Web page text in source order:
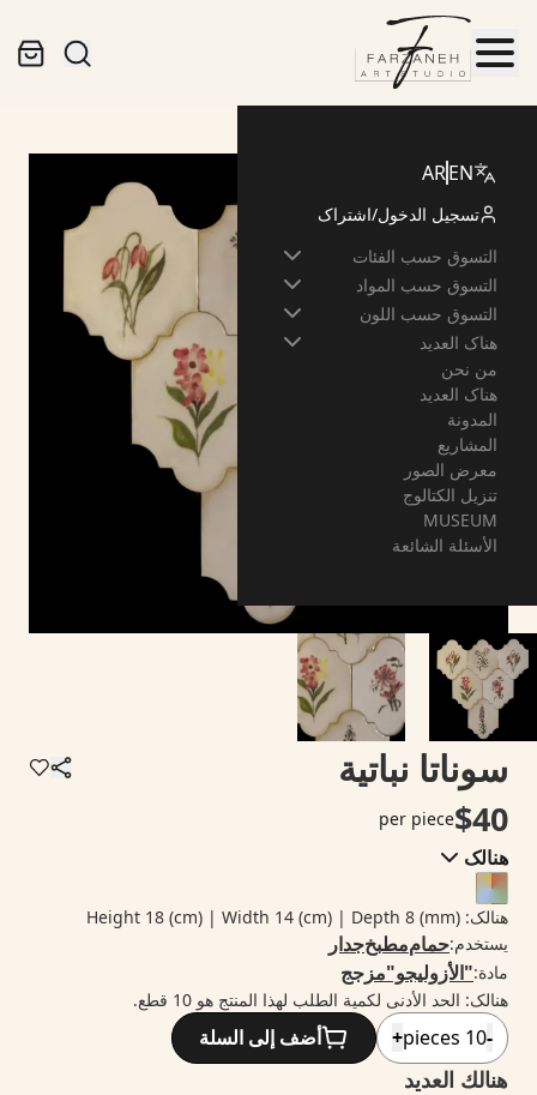
EN
AR
تسجيل الدخول/اشتراک
التسوق حسب الفئات
التسوق حسب المواد
التسوق حسب اللون
هناک العدید
من نحن
هناک العدید
المدونة
المشاريع
معرض الصور
تنزيل الكتالوج
MUSEUM
الأسئلة الشائعة
سوناتا نباتية
$40
per piece
هنالک
هنالک:
Height 18 (cm) | Width 14 (cm) | Depth 8 (mm)
يستخدم:حماممطبخجدار
مادة:"الأزوليجو"مزجج
هنالک: الحد الأدنى لكمية الطلب لهذا المنتج هو 10 قطع.
-
10
pieces
+ أضف إلى السلة
هنالك العديد